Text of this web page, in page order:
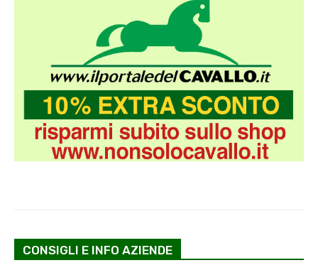
CONSIGLI E INFO AZIENDE